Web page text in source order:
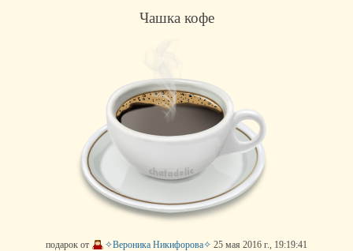
Чашка кофе
подарок от ✧Вероника Никифорова✧ 25 мая 2016 г., 19:19:41